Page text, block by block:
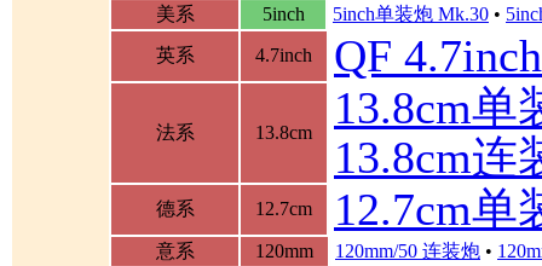
美系 5inch 5inch单装炮 Mk.30 •
英系
4.7inch QF
法系 13.8cm
13.8cm单
13.8cm连
德系 12.7cm 12.7cm单
意系 120mm 120mm/50 连装炮 •